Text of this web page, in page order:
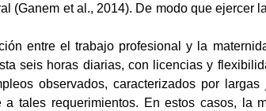
et al., 2014). De modo que ejercer
entre el trabajo profesional y la
seis horas diarias, con licencias y
observados, caracterizados por
tales requerimientos. En estos casos, la